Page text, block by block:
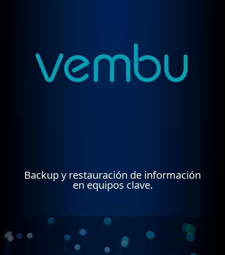
Backup y restauración de información
en equipos clave.